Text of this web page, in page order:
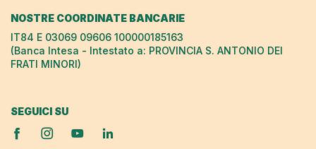
NOSTRE COORDINATE BANCARIE
IT84 E 03069 09606 100000185163
(Banca Intesa - Intestato a: PROVINCIA S. ANTONIO DEI
FRATI MINORI)
SEGUICI SU